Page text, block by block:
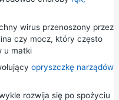
wirus przenoszony przez
czy mocz, który często
u matki
opryszczkę narządów
rozwija się po spożyciu